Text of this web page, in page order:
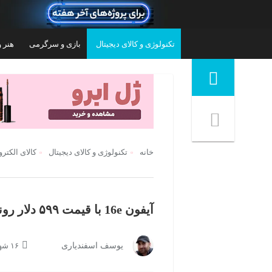
تکنولوژی و کالای دیجیتال بازی و سرگرمی هنر
منوی ناوبری خرده نان
خانه تکنولوژی و کالای دیجیتال کالای
آیفون 16e با قیمت ۵۹۹ دلار رونمایی شد
یوسف اسفندیاری ۱۶ شهریور ۱۴۰۴ | ۰۸:۱۸